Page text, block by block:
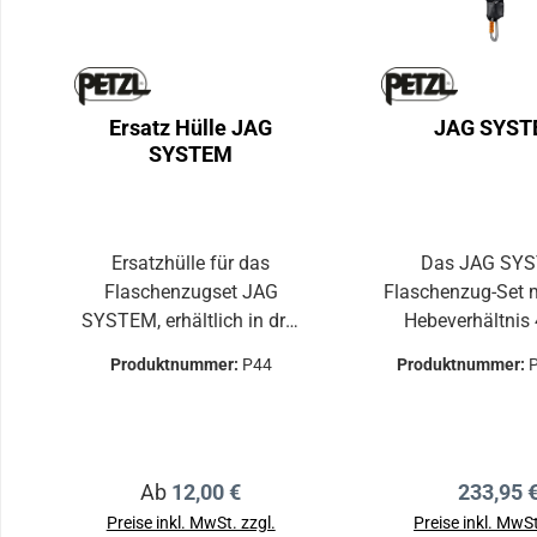
Ersatz Hülle JAG
SYSTEM
Ersatzhülle für das
Flaschenzugset JAG
SYSTEM, erhältlich in drei
Wahl: - 1 Meter (P44100).-
Produktnummer: P44
Regulärer Preis:
Ab 12,00 €
Preise inkl. MwSt. zzgl.
JAG
Das JAG
Flaschenzug-Set
Hebeverhältnis
mit
Verankerung
Spannen
Produktnummer:
233,95
Preise inkl.